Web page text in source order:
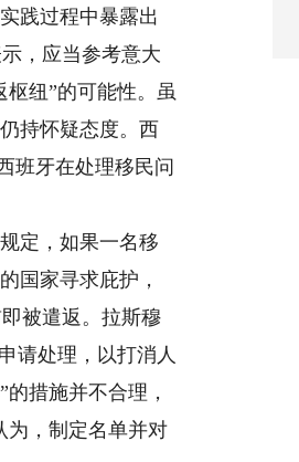
践过程中暴露出
，应当参考意大
纽”的可能性。虽
持怀疑态度。西
班牙在处理移民问
定，如果一名移
国家寻求庇护，
被遣返。拉斯穆
请处理，以打消人
措施并不合理，
为，制定名单并对